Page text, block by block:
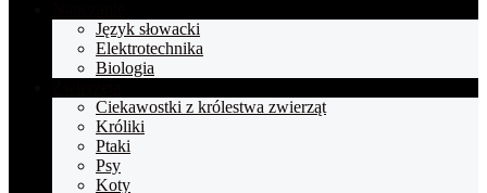
Język słowacki
Elektrotechnika
Biologia
Ciekawostki z królestwa zwierząt
Króliki
Ptaki
Psy
Koty